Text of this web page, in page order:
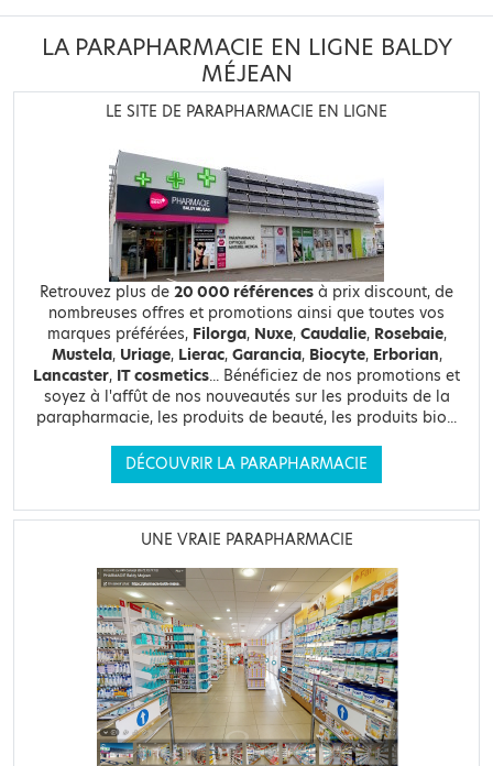
LA PARAPHARMACIE EN LIGNE BALDY
MÉJEAN
LE SITE DE PARAPHARMACIE EN LIGNE
Retrouvez plus de 20 000 références à prix discount, de
nombreuses offres et promotions ainsi que toutes vos
marques préférées, Filorga, Nuxe, Caudalie, Rosebaie,
Mustela, Uriage, Lierac, Garancia, Biocyte, Erborian,
Lancaster, IT cosmetics... Bénéficiez de nos promotions et
soyez à l'affût de nos nouveautés sur les produits de la
parapharmacie, les produits de beauté, les produits bio...
DÉCOUVRIR LA PARAPHARMACIE
UNE VRAIE PARAPHARMACIE